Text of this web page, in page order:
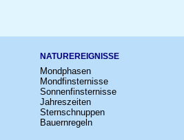
NATUREREIGNISSE
Mondphasen
Mondfinsternisse
Sonnenfinsternisse
Jahreszeiten
Sternschnuppen
Bauernregeln